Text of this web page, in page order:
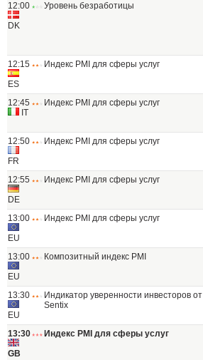
12:00
DK
Уровень безработицы
12:15
ES
Индекс PMI для сферы услуг
12:45
IT
Индекс PMI для сферы услуг
12:50
FR
Индекс PMI для сферы услуг
12:55
DE
Индекс PMI для сферы услуг
13:00
EU
Индекс PMI для сферы услуг
13:00
EU
Композитный индекс PMI
13:30
EU
Индикатор уверенности инвесторов от
Sentix
13:30
GB
Индекс PMI для сферы услуг